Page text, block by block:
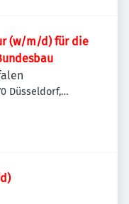
(w/m/d) für die
Düsseldorf,